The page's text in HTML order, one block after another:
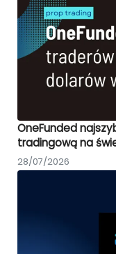
OneFunded
tradingową na
28/07/2026